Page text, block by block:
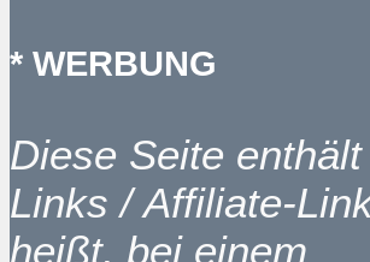
* WERBUNG
Diese Seite
Links / Affiliate-
heißt, bei einem